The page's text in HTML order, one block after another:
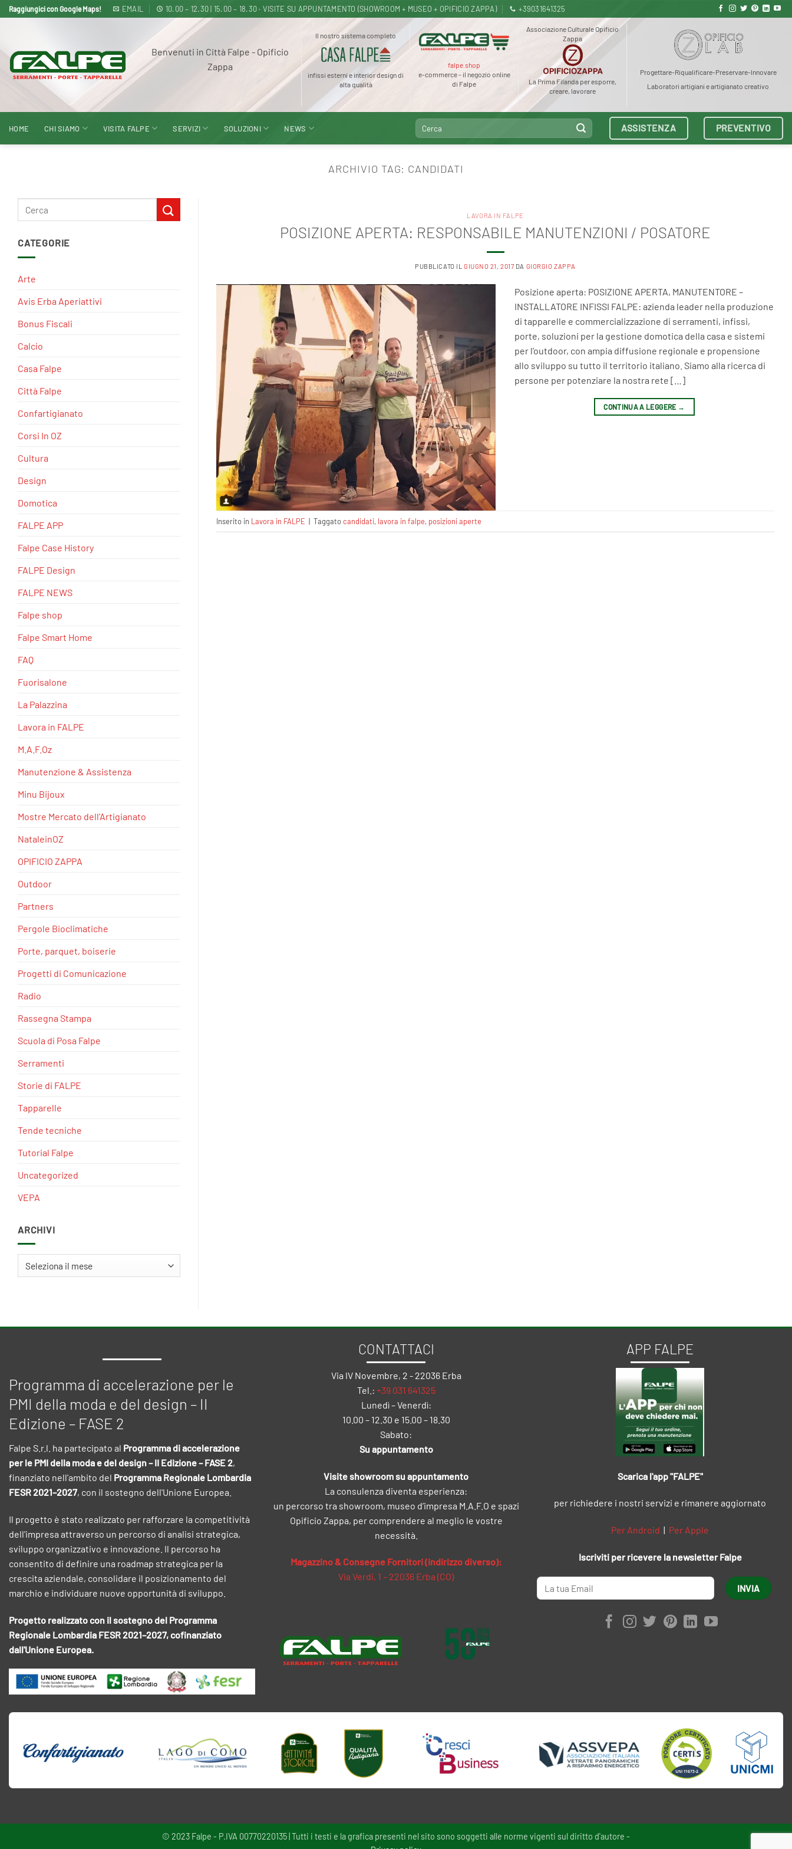
Salta
ai
Raggiungici con Google Maps! EMAIL 10.00 – 12.30 | 15.00 – 18.30 · VISITE SU APPUNTAMENTO (SHOWROOM + MUSEO + OPIFICIO ZAPPA) +39031641325
Benvenuti in Città Falpe - Opificio
Zappa
Il nostro sistema completo
infissi esterni e interior design di
alta qualità
falpe.shop
e-commerce - il negozio online
di Falpe
Associazione Culturale Opificio
Zappa
La Prima Filanda per esporre,
creare, lavorare
Progettare-Riqualificare-Preservare-Innovare
Laboratori artigiani e artigianato creativo
HOME CHI SIAMO VISITA FALPE SERVIZI SOLUZIONI NEWS
Cerca: ASSISTENZA PREVENTIVO
ARCHIVIO TAG: CANDIDATI
CATEGORIE
Arte
Avis Erba Aperiattivi
Bonus Fiscali
Calcio
Casa Falpe
Città Falpe
Confartigianato
Corsi In OZ
Cultura
Design
Domotica
FALPE APP
Falpe Case History
FALPE Design
FALPE NEWS
Falpe shop
Falpe Smart Home
FAQ
Fuorisalone
La Palazzina
Lavora in FALPE
M.A.F.Oz
Manutenzione & Assistenza
Minu Bijoux
Mostre Mercato dell'Artigianato
NataleinOZ
OPIFICIO ZAPPA
Outdoor
Partners
Pergole Bioclimatiche
Porte, parquet, boiserie
Progetti di Comunicazione
Radio
Rassegna Stampa
Scuola di Posa Falpe
Serramenti
Storie di FALPE
Tapparelle
Tende tecniche
Tutorial Falpe
Uncategorized
VEPA
ARCHIVI
LAVORA IN FALPE
POSIZIONE APERTA: RESPONSABILE MANUTENZIONI / POSATORE
PUBBLICATO IL GIUGNO 21, 2017 DA GIORGIO ZAPPA
Posizione aperta: POSIZIONE APERTA, MANUTENTORE –
INSTALLATORE INFISSI FALPE: azienda leader nella produzione
di tapparelle e commercializzazione di serramenti, infissi,
porte, soluzioni per la gestione domotica della casa e sistemi
per l’outdoor, con ampia diffusione regionale e propensione
allo sviluppo su tutto il territorio italiano. Siamo alla ricerca di
persone per potenziare la nostra rete […]
CONTINUA A LEGGERE →
Inserito in Lavora in FALPE | Taggatocandidati, lavora in falpe, posizioni aperte
Programma di accelerazione per le
PMI della moda e del design – II
Edizione – FASE 2
Falpe S.r.l. ha partecipato al Programma di accelerazione
per le PMI della moda e del design – II Edizione – FASE 2,
finanziato nell'ambito del Programma Regionale Lombardia
FESR 2021–2027, con il sostegno dell'Unione Europea.
Il progetto è stato realizzato per rafforzare la competitività
dell'impresa attraverso un percorso di analisi strategica,
sviluppo organizzativo e innovazione. Il percorso ha
consentito di definire una roadmap strategica per la
crescita aziendale, consolidare il posizionamento del
marchio e individuare nuove opportunità di sviluppo.
Progetto realizzato con il sostegno del Programma
Regionale Lombardia FESR 2021–2027, cofinanziato
dall'Unione Europea.
CONTATTACI
Via IV Novembre, 2 - 22036 Erba
Tel.: +39 031 641325
Lunedì – Venerdì:
10.00 – 12.30 e 15.00 – 18.30
Sabato:
Su appuntamento
Visite showroom su appuntamento
La consulenza diventa esperienza:
un percorso tra showroom, museo d’impresa M.A.F.O e spazi
Opificio Zappa, per comprendere al meglio le vostre
necessità.
Magazzino & Consegne Fornitori (indirizzo diverso):
Via Verdi, 1 – 22036 Erba (CO)
APP FALPE
Scarica l'app "FALPE"
per richiedere i nostri servizi e rimanere aggiornato
Per Android | Per Apple
Iscriviti per ricevere la newsletter Falpe
© 2023 Falpe - P.IVA 00770220135 | Tutti i testi e la grafica presenti nel sito sono soggetti alle norme vigenti sul diritto d'autore -